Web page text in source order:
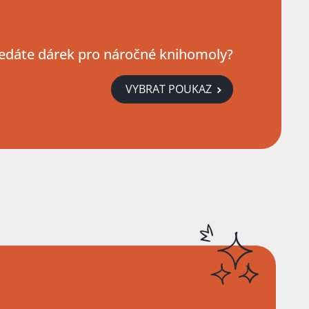
dárek pro náročné knihomoly?
VYBRAT POUKAZ